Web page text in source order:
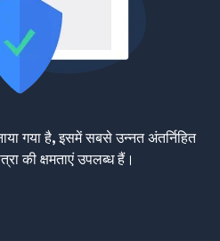
गया है, इसमें सबसे उन्नत अंतर्निहित
की क्षमताएं उपलब्ध हैं।